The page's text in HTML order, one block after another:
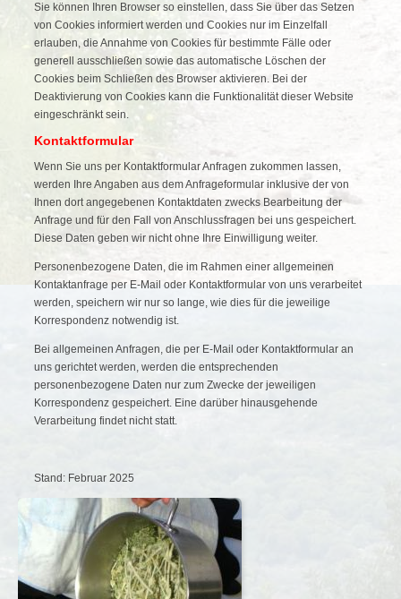
Sie können Ihren Browser so einstellen, dass Sie über das Setzen
von Cookies informiert werden und Cookies nur im Einzelfall
erlauben, die Annahme von Cookies für bestimmte Fälle oder
generell ausschließen sowie das automatische Löschen der
Cookies beim Schließen des Browser aktivieren. Bei der
Deaktivierung von Cookies kann die Funktionalität dieser Website
eingeschränkt sein.
Kontaktformular
Wenn Sie uns per Kontaktformular Anfragen zukommen lassen,
werden Ihre Angaben aus dem Anfrageformular inklusive der von
Ihnen dort angegebenen Kontaktdaten zwecks Bearbeitung der
Anfrage und für den Fall von Anschlussfragen bei uns gespeichert.
Diese Daten geben wir nicht ohne Ihre Einwilligung weiter.
Personenbezogene Daten, die im Rahmen einer allgemeinen
Kontaktanfrage per E-Mail oder Kontaktformular von uns verarbeitet
werden, speichern wir nur so lange, wie dies für die jeweilige
Korrespondenz notwendig ist.
Bei allgemeinen Anfragen, die per E-Mail oder Kontaktformular an
uns gerichtet werden, werden die entsprechenden
personenbezogene Daten nur zum Zwecke der jeweiligen
Korrespondenz gespeichert. Eine darüber hinausgehende
Verarbeitung findet nicht statt.
Stand: Februar 2025